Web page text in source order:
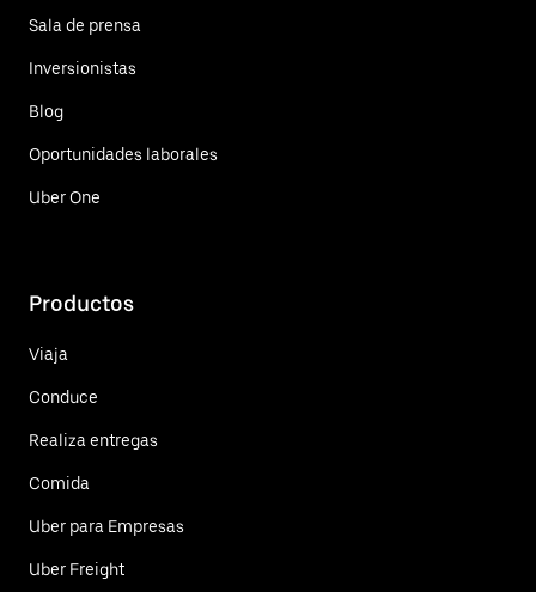
Sala de prensa
Inversionistas
Blog
Oportunidades laborales
Uber One
Productos
Viaja
Conduce
Realiza entregas
Comida
Uber para Empresas
Uber Freight